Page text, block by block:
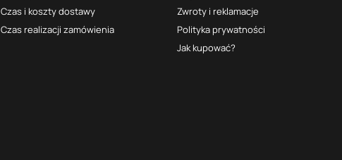
Czas i koszty dostawy
Czas realizacji zamówienia
Zwroty i reklamacje
Polityka prywatności
Jak kupować?